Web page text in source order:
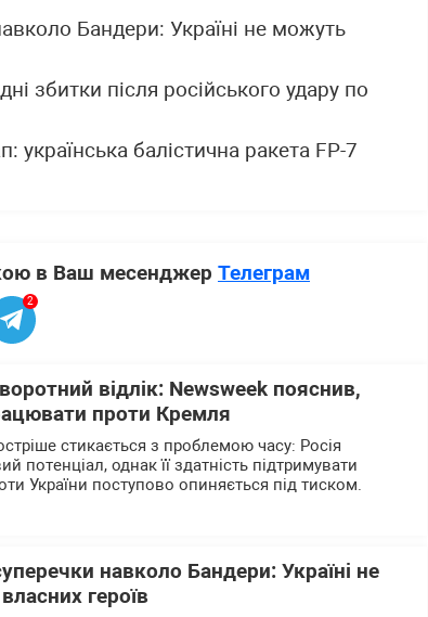
Бандери: Україні не можуть
збитки після російського удару по
українська балістична ракета FP-7
в Ваш месенджер Телеграм
2
відлік: Newsweek пояснив,
проти Кремля
стикається з проблемою часу: Росія
потенціал, однак її здатність підтримувати
України поступово опиняється під тиском.
навколо Бандери: Україні не
героїв